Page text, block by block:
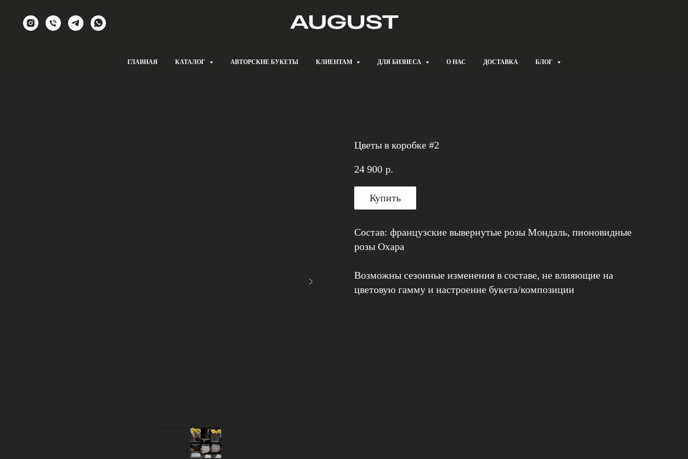
ГЛАВНАЯ КАТАЛОГ АВТОРСКИЕ БУКЕТЫ КЛИЕНТАМ ДЛЯ БИЗНЕСА О НАС ДОСТАВКА БЛОГ
Цветы в коробке #2
24 900 р.
Купить
Состав: французские вывернутые розы Мондаль, пионовидные
розы Охара
Возможны сезонные изменения в составе, не влияющие на
цветовую гамму и настроение букета/композиции